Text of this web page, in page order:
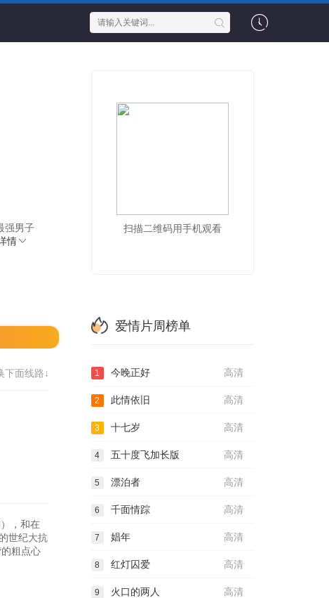
强男子
情
下面线路↓
，和在
世纪大抗
粗点心
扫描二维码用手机观看
爱情片周榜单
高清
1 今晚正好
高清
2 此情依旧
高清
3 十七岁
高清
4 五十度飞加长版
高清
5 漂泊者
高清
6 千面情踪
高清
7 娼年
高清
8 红灯囚爱
高清
9 火口的两人